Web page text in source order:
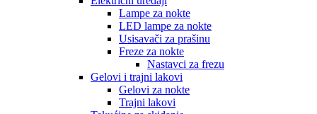
Lampe za nokte
LED lampe za nokte
Usisavači za prašinu
Freze za nokte
Nastavci za frezu
Gelovi i trajni lakovi
Gelovi za nokte
Trajni lakovi